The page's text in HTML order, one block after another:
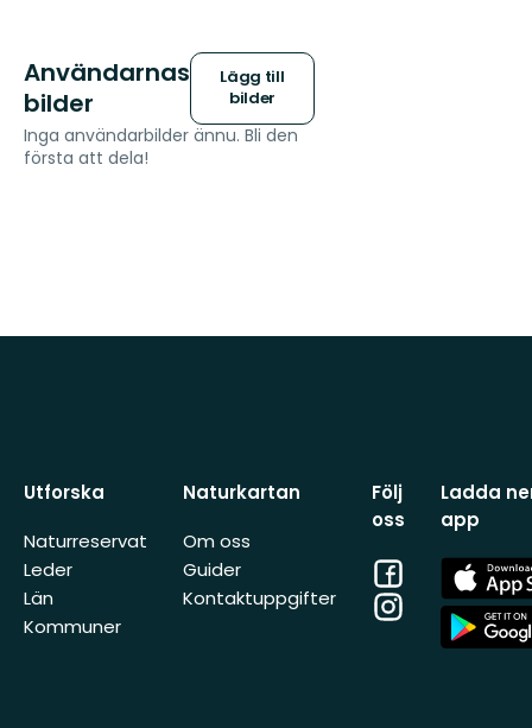
Användarnas
bilder
Lägg till
bilder
Inga användarbilder ännu. Bli den
första att dela!
Utforska
Naturreservat
Leder
Län
Kommuner
Naturkartan
Om oss
Guider
Kontaktuppgifter
Följ
oss
Facebook
Instagram
Ladda
app
App
Store
App
Store